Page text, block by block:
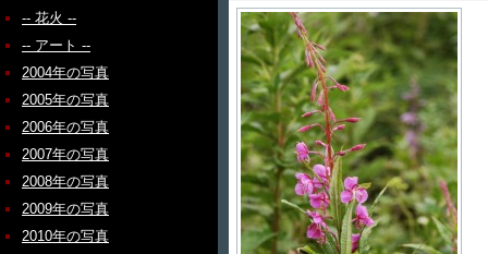
-- 花火 --
-- アート --
2004年の写真
2005年の写真
2006年の写真
2007年の写真
2008年の写真
2009年の写真
2010年の写真